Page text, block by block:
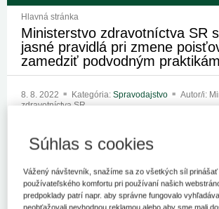
Hlavná stránka
Ministerstvo zdravotníctva SR
jasné pravidlá pri zmene
zamedziť podvodným praktikám
8. 8. 2022 Kategória: Spravodajstvo
Autor/i:
zdravotníctva SR
zamedzenie podvodov pri zmene zdravotnej
poistenci zasielajú na Úrad pre dohľad na
starostlivosťou. Len v roku 2021 sa podania
obyvateľov Slovenska.
Súhlas s cookies
Vážený návštevník, snažíme sa zo všetkých síl
používateľského komfortu pri používaní našich
predpoklady patrí napr. aby správne fungovalo
neobťažovali nevhodnou reklamou alebo aby sme mali